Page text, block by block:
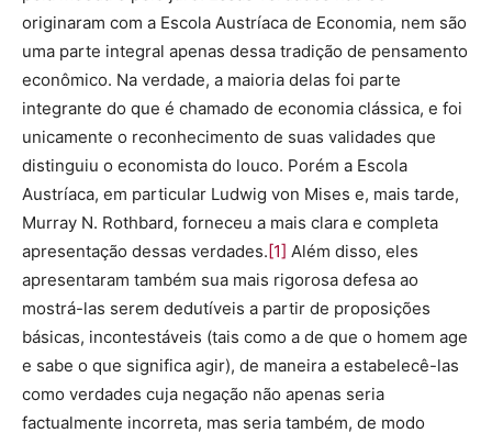
originaram com a Escola Austríaca de Economia, nem são
uma parte integral apenas dessa tradição de pensamento
econômico. Na verdade, a maioria delas foi parte
integrante do que é chamado de economia clássica, e foi
unicamente o reconhecimento de suas validades que
distinguiu o economista do louco. Porém a Escola
Austríaca, em particular Ludwig von Mises e, mais tarde,
Murray N. Rothbard, forneceu a mais clara e completa
apresentação dessas verdades.[1] Além disso, eles
apresentaram também sua mais rigorosa defesa ao
mostrá-las serem dedutíveis a partir de proposições
básicas, incontestáveis (tais como a de que o homem age
e sabe o que significa agir), de maneira a estabelecê-las
como verdades cuja negação não apenas seria
factualmente incorreta, mas seria também, de modo